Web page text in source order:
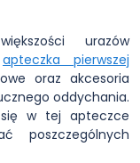
urazów
apteczka pierwszej
oraz akcesoria
oddychania.
w tej apteczce
poszczególnych